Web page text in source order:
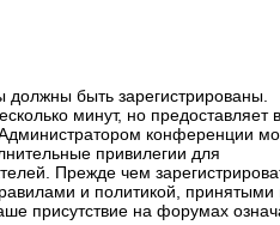
быть зарегистрированы.
минут, но предоставляет
конференции
привилегии для
Прежде чем
и политикой, принятыми
присутствие на форумах